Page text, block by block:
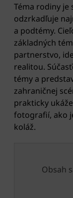
Téma rodiny
odzrkadľuje
a podtémy.
základných
partnerstvo,
realitou.
témy a
zahraničnej
prakticky
fotografií, ako
koláž.
Obsah